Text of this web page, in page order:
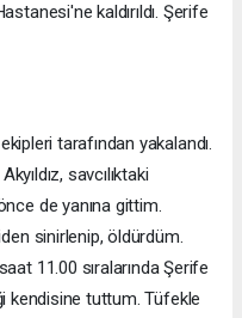
kaldırıldı. Şerife
tarafından yakalandı.
savcılıktaki
de yanına gittim.
sinirlenip, öldürdüm.
11.00 sıralarında Şerife
kendisine tuttum. Tüfekle